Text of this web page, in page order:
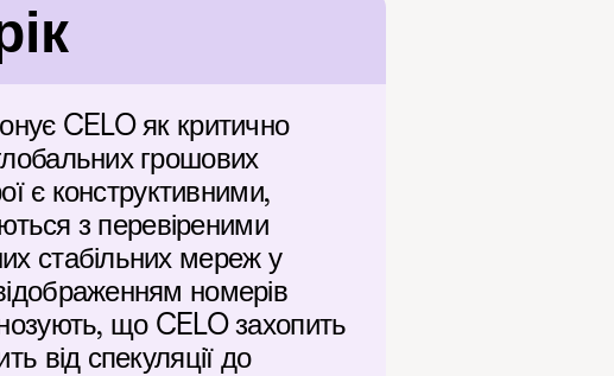
CELO як критично
грошових
є конструктивними,
з перевіреними
стабільних мереж у
номерів
що CELO захопить
від спекуляції до